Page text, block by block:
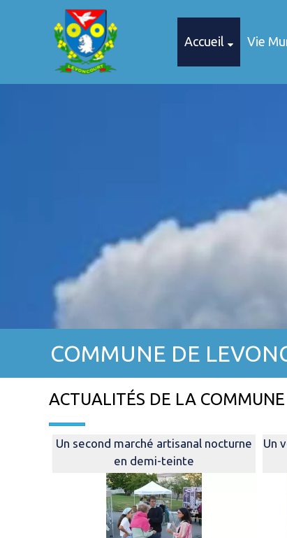
Accueil Vie
COMMUNE DE
ACTUALITÉS DE LA COMMUNE
Un second marché artisanal nocturne
en demi-teinte
Un